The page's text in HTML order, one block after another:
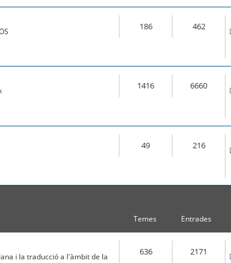
186 462
1416 6660
49 216
Temes Entrades
i la traducció a l'àmbit de la
636 2171